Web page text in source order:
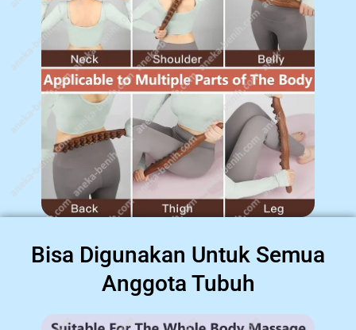
Bisa Digunakan Untuk Semua
Anggota Tubuh